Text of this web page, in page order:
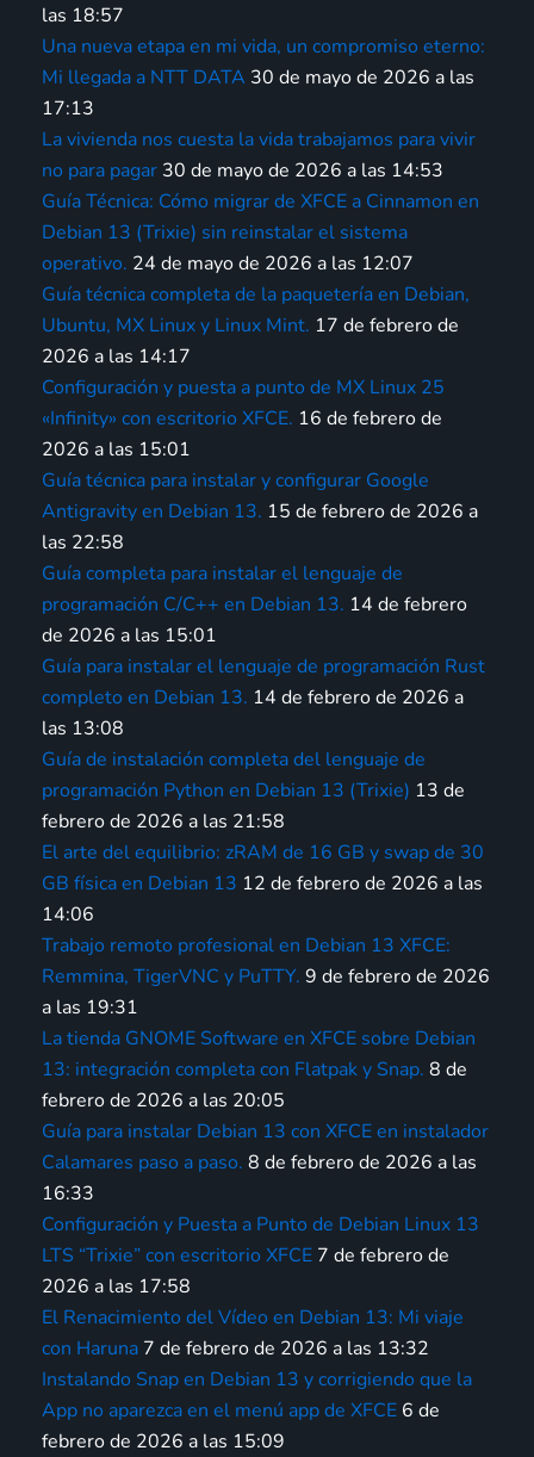
las 18:57
Una nueva etapa en mi vida, un compromiso eterno:
Mi llegada a NTT DATA 30 de mayo de 2026 a las
17:13
La vivienda nos cuesta la vida trabajamos para vivir
no para pagar 30 de mayo de 2026 a las 14:53
Guía Técnica: Cómo migrar de XFCE a Cinnamon en
Debian 13 (Trixie) sin reinstalar el sistema
operativo. 24 de mayo de 2026 a las 12:07
Guía técnica completa de la paquetería en Debian,
Ubuntu, MX Linux y Linux Mint. 17 de febrero de
2026 a las 14:17
Configuración y puesta a punto de MX Linux 25
«Infinity» con escritorio XFCE. 16 de febrero de
2026 a las 15:01
Guía técnica para instalar y configurar Google
Antigravity en Debian 13. 15 de febrero de 2026 a
las 22:58
Guía completa para instalar el lenguaje de
programación C/C++ en Debian 13. 14 de febrero
de 2026 a las 15:01
Guía para instalar el lenguaje de programación Rust
completo en Debian 13. 14 de febrero de 2026 a
las 13:08
Guía de instalación completa del lenguaje de
programación Python en Debian 13 (Trixie) 13 de
febrero de 2026 a las 21:58
El arte del equilibrio: zRAM de 16 GB y swap de 30
GB física en Debian 13 12 de febrero de 2026 a las
14:06
Trabajo remoto profesional en Debian 13 XFCE:
Remmina, TigerVNC y PuTTY. 9 de febrero de 2026
a las 19:31
La tienda GNOME Software en XFCE sobre Debian
13: integración completa con Flatpak y Snap. 8 de
febrero de 2026 a las 20:05
Guía para instalar Debian 13 con XFCE en instalador
Calamares paso a paso. 8 de febrero de 2026 a las
16:33
Configuración y Puesta a Punto de Debian Linux 13
LTS “Trixie” con escritorio XFCE 7 de febrero de
2026 a las 17:58
El Renacimiento del Vídeo en Debian 13: Mi viaje
con Haruna 7 de febrero de 2026 a las 13:32
Instalando Snap en Debian 13 y corrigiendo que la
App no aparezca en el menú app de XFCE 6 de
febrero de 2026 a las 15:09